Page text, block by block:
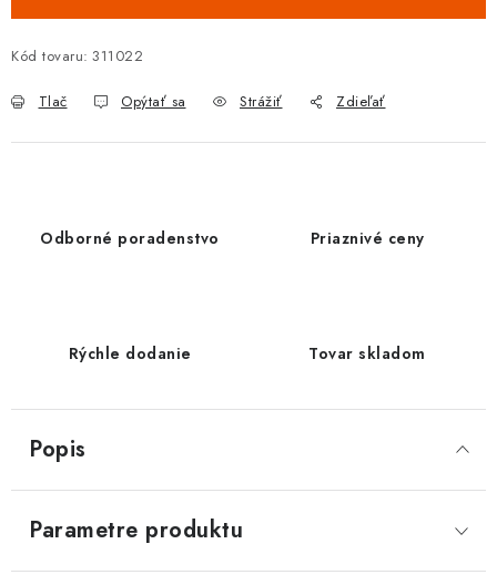
Kód tovaru: 311022
Tlač Opýtať sa Strážiť Zdieľať
Odborné poradenstvo Priaznivé ceny
Rýchle dodanie Tovar skladom
Popis
Parametre produktu